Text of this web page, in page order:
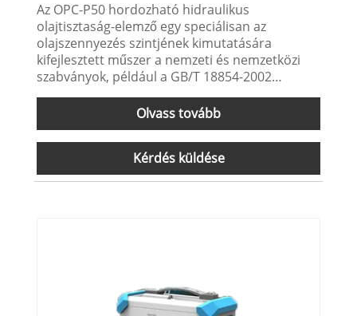
Az OPC-P50 hordozható hidraulikus
olajtisztaság-elemző egy speciálisan az
olajszennyezés szintjének kimutatására
kifejlesztett műszer a nemzeti és nemzetközi
szabványok, például a GB/T 18854-2002
(ISO11171-1999) szerint. Alkalmas
hidraulikaolaj, kenőolaj, palaolaj,
transzformátorolaj (szigetelőolaj), turbinaolaj
(turbinaolaj), hajtóműolaj, motorolaj,
repülőgép-petróleum, vízbázisú hidraulikaolaj,
foszfát-észter olaj és egyéb olajok helyszíni és
Olvass tovább
Kérdés küldése